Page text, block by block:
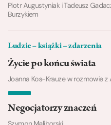
Piotr Augustyniak i Tadeusz
Burzykiem
Ludzie – książki – zdarzenia
Życie po końcu świata
Joanna Kos-Krauze w rozmowie
Negocjatorzy znaczeń